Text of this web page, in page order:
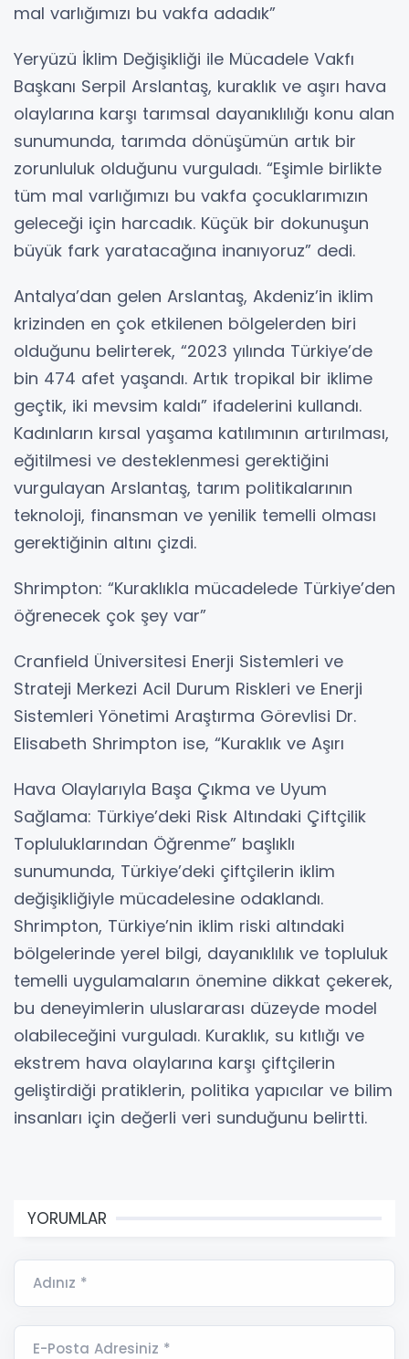
mal varlığımızı bu vakfa adadık”
Yeryüzü İklim Değişikliği ile Mücadele Vakfı
Başkanı Serpil Arslantaş, kuraklık ve aşırı hava
olaylarına karşı tarımsal dayanıklılığı konu alan
sunumunda, tarımda dönüşümün artık bir
zorunluluk olduğunu vurguladı. “Eşimle birlikte
tüm mal varlığımızı bu vakfa çocuklarımızın
geleceği için harcadık. Küçük bir dokunuşun
büyük fark yaratacağına inanıyoruz” dedi.
Antalya’dan gelen Arslantaş, Akdeniz’in iklim
krizinden en çok etkilenen bölgelerden biri
olduğunu belirterek, “2023 yılında Türkiye’de
bin 474 afet yaşandı. Artık tropikal bir iklime
geçtik, iki mevsim kaldı” ifadelerini kullandı.
Kadınların kırsal yaşama katılımının artırılması,
eğitilmesi ve desteklenmesi gerektiğini
vurgulayan Arslantaş, tarım politikalarının
teknoloji, finansman ve yenilik temelli olması
gerektiğinin altını çizdi.
Shrimpton: “Kuraklıkla mücadelede Türkiye’den
öğrenecek çok şey var”
Cranfield Üniversitesi Enerji Sistemleri ve
Strateji Merkezi Acil Durum Riskleri ve Enerji
Sistemleri Yönetimi Araştırma Görevlisi Dr.
Elisabeth Shrimpton ise, “Kuraklık ve Aşırı
Hava Olaylarıyla Başa Çıkma ve Uyum
Sağlama: Türkiye’deki Risk Altındaki Çiftçilik
Topluluklarından Öğrenme” başlıklı
sunumunda, Türkiye’deki çiftçilerin iklim
değişikliğiyle mücadelesine odaklandı.
Shrimpton, Türkiye’nin iklim riski altındaki
bölgelerinde yerel bilgi, dayanıklılık ve topluluk
temelli uygulamaların önemine dikkat çekerek,
bu deneyimlerin uluslararası düzeyde model
olabileceğini vurguladı. Kuraklık, su kıtlığı ve
ekstrem hava olaylarına karşı çiftçilerin
geliştirdiği pratiklerin, politika yapıcılar ve bilim
insanları için değerli veri sunduğunu belirtti.
YORUMLAR
Adınız *
E-Posta Adresiniz *